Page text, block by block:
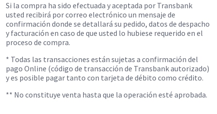
Si la compra ha sido efectuada y aceptada por Transbank
usted recibirá por correo electrónico un mensaje de
confirmación donde se detallará su pedido, datos de despacho
y facturación en caso de que usted lo hubiese requerido en el
proceso de compra.
* Todas las transacciones están sujetas a confirmación del
pago Online (código de transacción de Transbank autorizado)
y es posible pagar tanto con tarjeta de débito como crédito.
** No constituye venta hasta que la operación esté aprobada.